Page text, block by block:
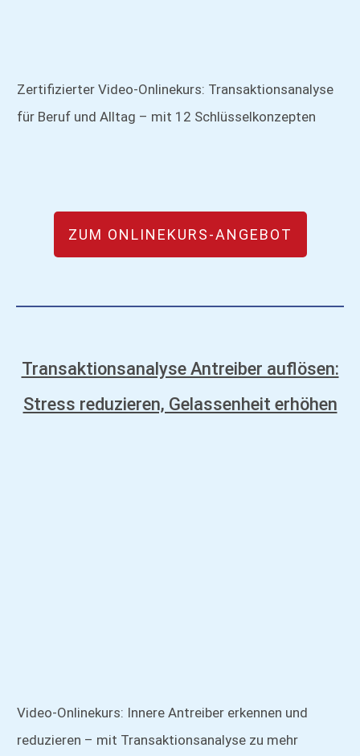
Zertifizierter Video-Onlinekurs: Transaktionsanalyse
für Beruf und Alltag – mit 12 Schlüsselkonzepten
ZUM ONLINEKURS-ANGEBOT
Transaktionsanalyse Antreiber auflösen:
Stress reduzieren, Gelassenheit erhöhen
Video-Onlinekurs: Innere Antreiber erkennen und
reduzieren – mit Transaktionsanalyse zu mehr